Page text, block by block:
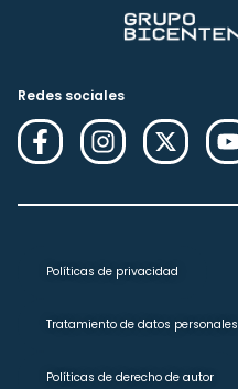
Redes sociales
Políticas de privacidad
Tratamiento de datos personales
Políticas de derecho de autor